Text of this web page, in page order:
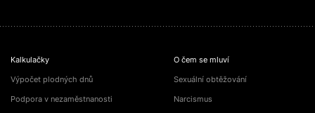
Kalkulačky
Výpočet plodných dnů
Podpora v nezaměstnanosti
O čem se mluví
Sexuální obtěžování
Narcismus